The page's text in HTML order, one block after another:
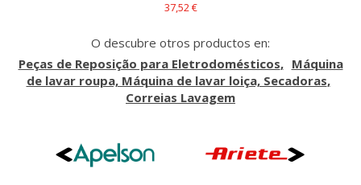
37,52 €
O descubre otros productos en:
Peças de Reposição para Eletrodomésticos
Máquina
de lavar roupa, Máquina de lavar loiça, Secadoras
Correias Lavagem